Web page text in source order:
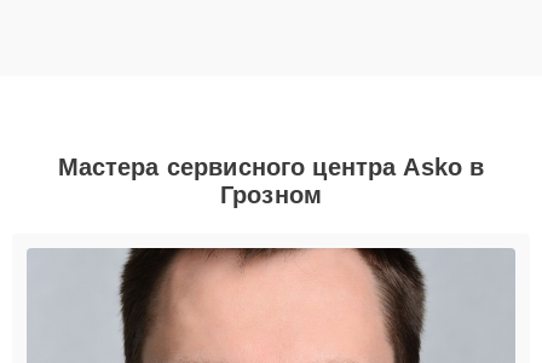
Мастера сервисного центра Asko в
Грозном